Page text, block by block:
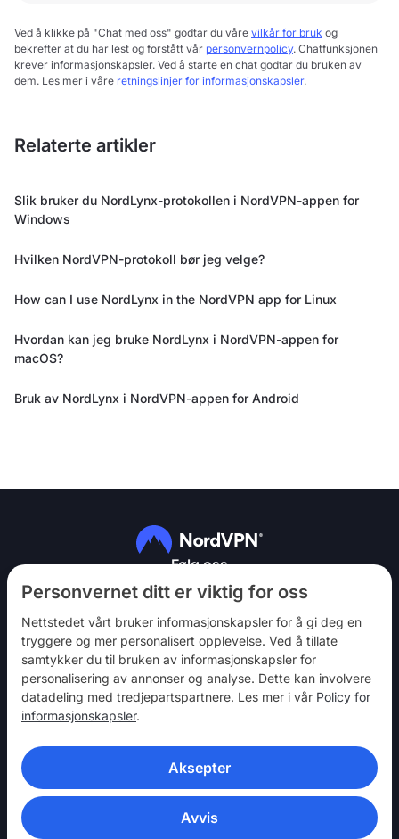
Personvernet ditt er viktig for oss
Nettstedet vårt bruker informasjonskapsler for å gi deg en
tryggere og mer personalisert opplevelse. Ved å tillate
samtykker du til bruken av informasjonskapsler for
personalisering av annonser og analyse. Dette kan involvere
datadeling med tredjepartspartnere. Les mer i vår Policy for
informasjonskapsler.
Aksepter
Avvis
Ved å klikke på "Chat med oss" godtar du våre vilkår for bruk og
bekrefter at du har lest og forstått vår personvernpolicy. Chatfunksjonen
krever informasjonskapsler. Ved å starte en chat godtar du bruken av
dem. Les mer i våre retningslinjer for informasjonskapsler.
Relaterte artikler
Slik bruker du NordLynx-protokollen i NordVPN-appen for
Windows
Hvilken NordVPN-protokoll bør jeg velge?
How can I use NordLynx in the NordVPN app for Linux
Hvordan kan jeg bruke NordLynx i NordVPN-appen for
macOS?
Bruk av NordLynx i NordVPN-appen for Android
Følg oss
NordVPN
Bli med
Hjelp
Oppdag
VPN-APPER